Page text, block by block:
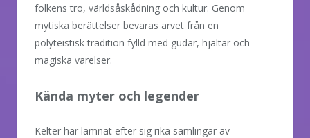
folkens tro, världsåskådning och kultur. Genom
mytiska berättelser bevaras arvet från en
polyteistisk tradition fylld med gudar, hjältar och
magiska varelser.
Kända myter och legender
Kelter har lämnat efter sig rika samlingar av